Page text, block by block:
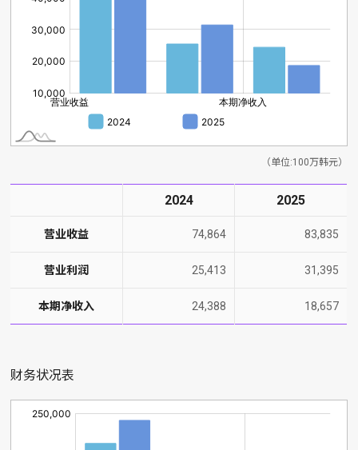
（单位:100万韩元）
2024 2025
营业收益 74,864 83,835
营业利润 25,413 31,395
本期净收入 24,388 18,657
财务状况表